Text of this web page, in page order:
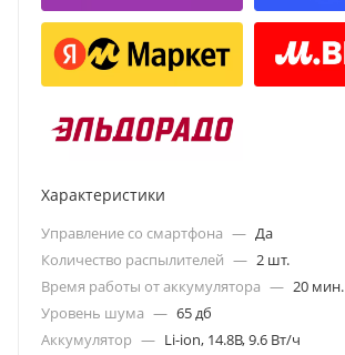
Характеристики
Управление со смартфона — Да
Количество распылителей — 2 шт.
Время работы от аккумулятора — 20 мин.
Уровень шума — 65 дб
Аккумулятор — Li-ion, 14.8В, 9.6 Вт/ч